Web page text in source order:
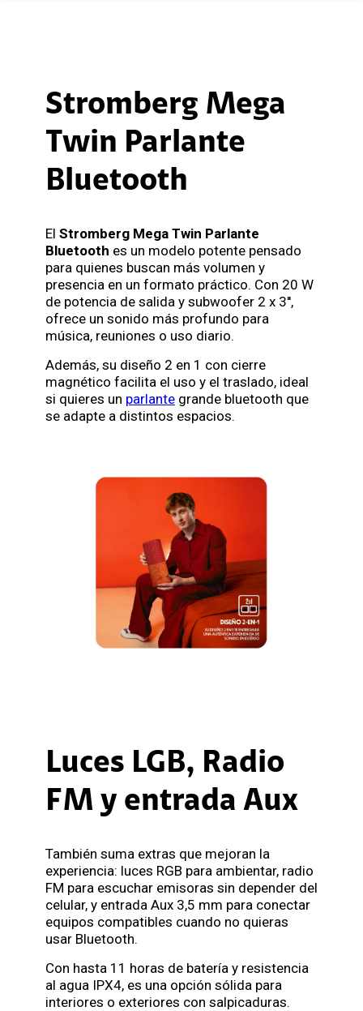
Stromberg Mega
Twin Parlante
Bluetooth
El Stromberg Mega Twin Parlante
Bluetooth es un modelo potente pensado
para quienes buscan más volumen y
presencia en un formato práctico. Con 20 W
de potencia de salida y subwoofer 2 x 3'',
ofrece un sonido más profundo para
música, reuniones o uso diario.
Además, su diseño 2 en 1 con cierre
magnético facilita el uso y el traslado, ideal
si quieres un parlante grande bluetooth que
se adapte a distintos espacios.
Luces LGB, Radio
FM y entrada Aux
También suma extras que mejoran la
experiencia: luces RGB para ambientar, radio
FM para escuchar emisoras sin depender del
celular, y entrada Aux 3,5 mm para conectar
equipos compatibles cuando no quieras
usar Bluetooth.
Con hasta 11 horas de batería y resistencia
al agua IPX4, es una opción sólida para
interiores o exteriores con salpicaduras.